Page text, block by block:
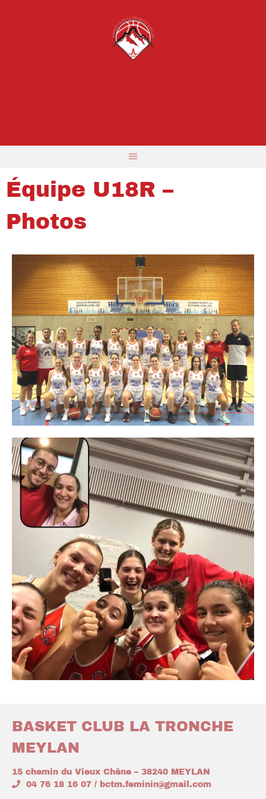
Équipe U18R –
Photos
BASKET CLUB LA TRONCHE
MEYLAN
15 chemin du Vieux Chêne – 38240 MEYLAN
04 76 18 16 07 / bctm.feminin@gmail.com